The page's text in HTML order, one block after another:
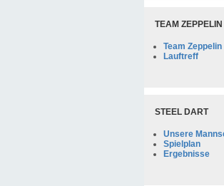
TEAM ZEPPELIN
Team Zeppelin
Lauftreff
STEEL DART
Unsere
Spielplan
Ergebnisse